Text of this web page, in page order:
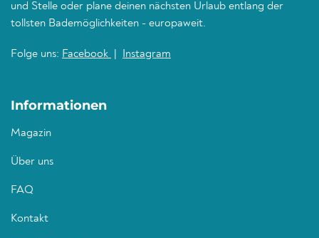
und Stelle oder plane deinen nächsten Urlaub entlang der
tollsten Bademöglichkeiten - europaweit.
Folge uns: Facebook Instagram
Informationen
Magazin
Über uns
FAQ
Kontakt